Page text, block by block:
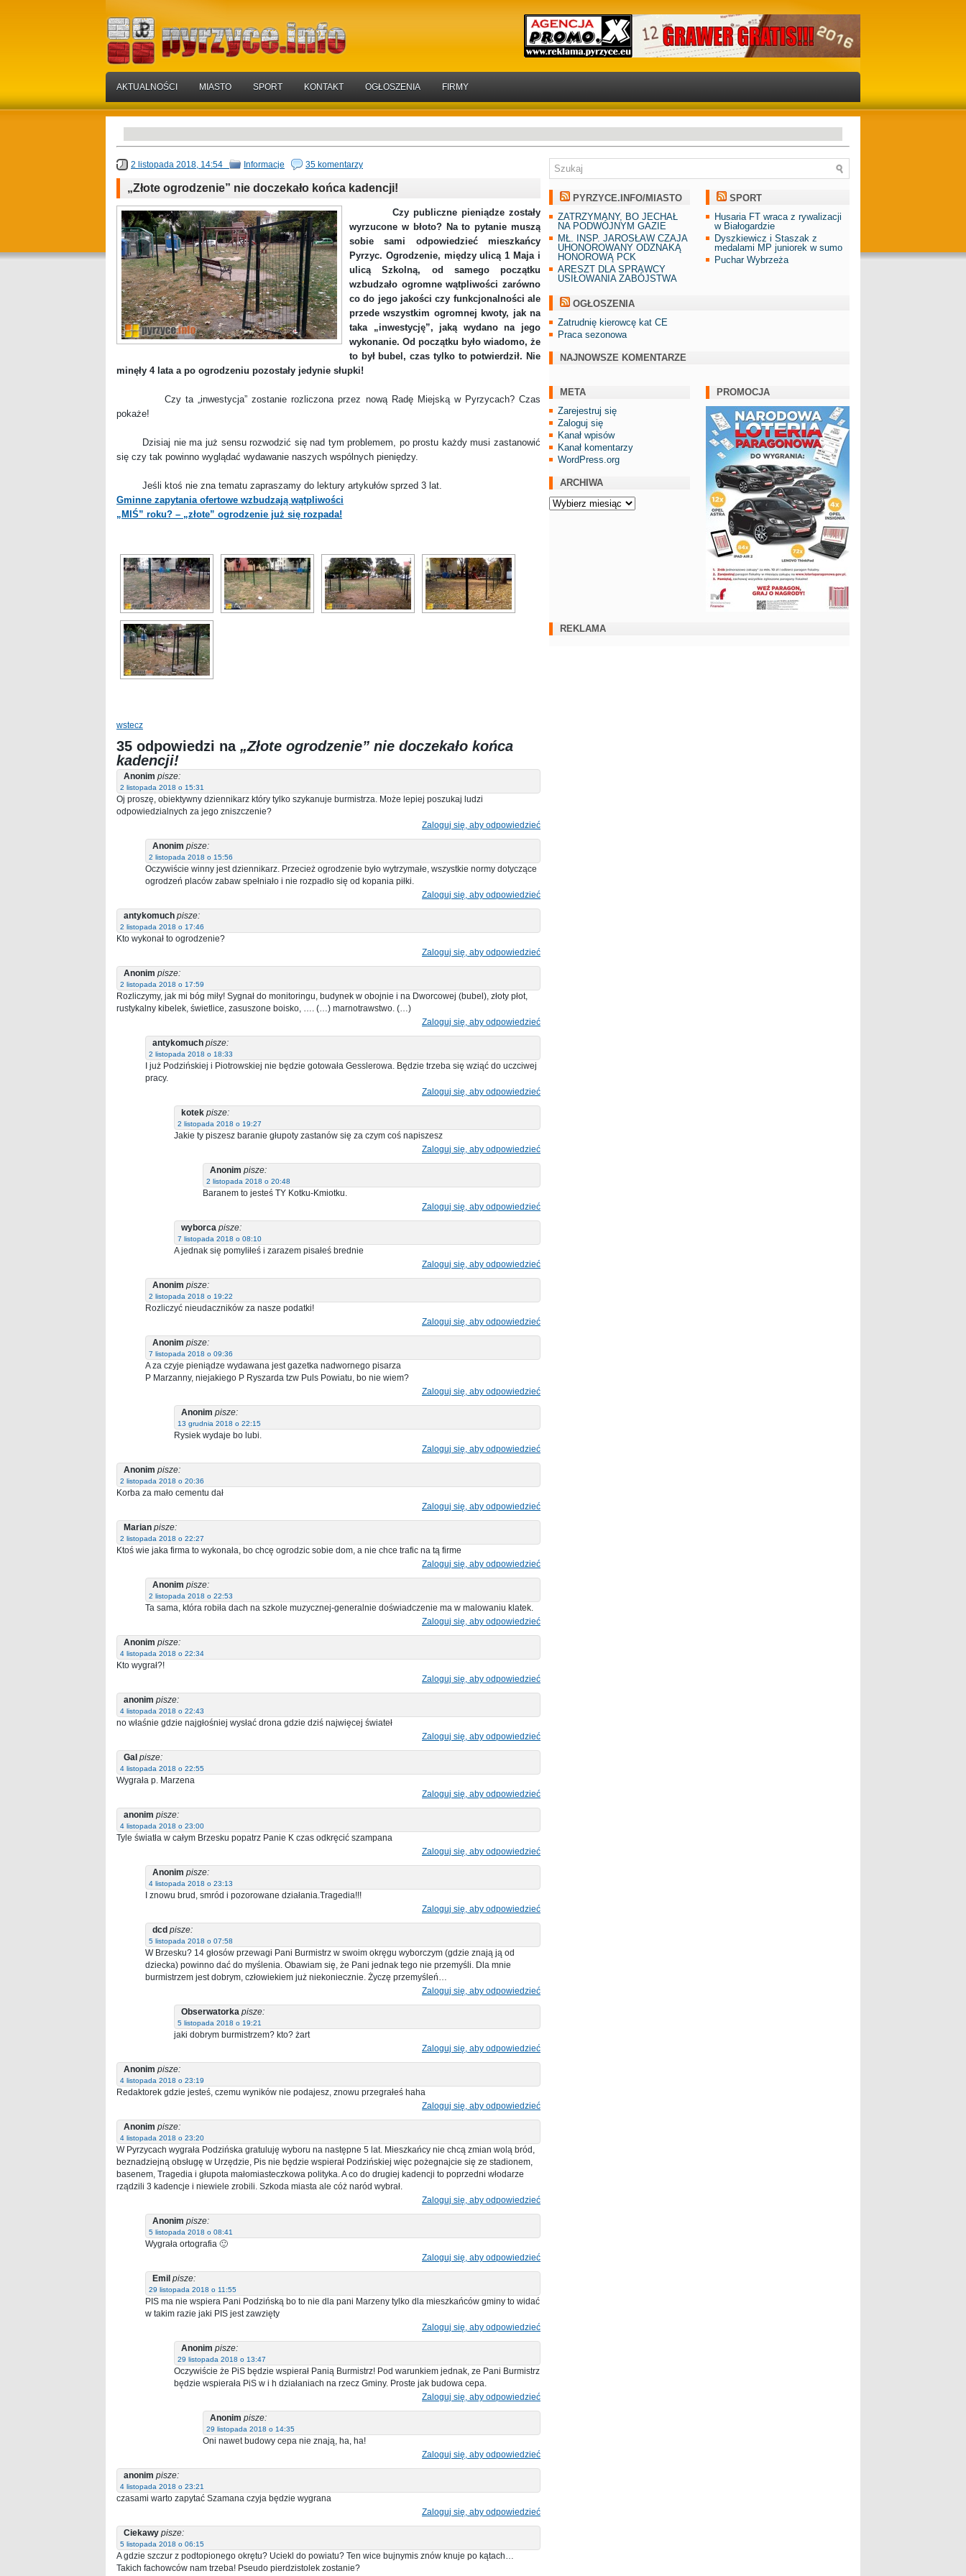
AKTUALNOŚCI MIASTO SPORT KONTAKT OGŁOSZENIA FIRMY
2 listopada 2018, 14:54 Informacje 35 komentarzy
„Złote ogrodzenie” nie doczekało końca kadencji!
Czy publiczne pieniądze zostały
wyrzucone w błoto? Na to pytanie muszą
sobie sami odpowiedzieć mieszkańcy
Pyrzyc. Ogrodzenie, między ulicą 1 Maja i
ulicą Szkolną, od samego początku
wzbudzało ogromne wątpliwości zarówno
co do jego jakości czy funkcjonalności ale
przede wszystkim ogromnej kwoty, jak na
taka „inwestycję”, jaką wydano na jego
wykonanie. Od początku było wiadomo, że
to był bubel, czas tylko to potwierdził. Nie
minęły 4 lata a po ogrodzeniu pozostały jedynie słupki!
Czy ta „inwestycja” zostanie rozliczona przez nową Radę Miejską w Pyrzycach? Czas
pokaże!
Dzisiaj nie ma już sensu rozwodzić się nad tym problemem, po prostu każdy musi zastanowić
się czy tak powinno wyglądać wydawanie naszych wspólnych pieniędzy.
Jeśli ktoś nie zna tematu zapraszamy do lektury artykułów sprzed 3 lat.
Gminne zapytania ofertowe wzbudzają wątpliwości
„MIŚ” roku? – „złote” ogrodzenie już się rozpada!
wstecz
35 odpowiedzi na „Złote ogrodzenie” nie doczekało końca
kadencji!
Anonim pisze:
2 listopada 2018 o 15:31
Oj proszę, obiektywny dziennikarz który tylko szykanuje burmistrza. Może lepiej poszukaj ludzi
odpowiedzialnych za jego zniszczenie?
Zaloguj się, aby odpowiedzieć
Anonim pisze:
2 listopada 2018 o 15:56
Oczywiście winny jest dziennikarz. Przecież ogrodzenie było wytrzymałe, wszystkie normy dotyczące
ogrodzeń placów zabaw spełniało i nie rozpadło się od kopania piłki.
Zaloguj się, aby odpowiedzieć
antykomuch pisze:
2 listopada 2018 o 17:46
Kto wykonał to ogrodzenie?
Zaloguj się, aby odpowiedzieć
Anonim pisze:
2 listopada 2018 o 17:59
Rozliczymy, jak mi bóg miły! Sygnał do monitoringu, budynek w obojnie i na Dworcowej (bubel), złoty płot,
rustykalny kibelek, świetlice, zasuszone boisko, …. (…) marnotrawstwo. (…)
Zaloguj się, aby odpowiedzieć
antykomuch pisze:
2 listopada 2018 o 18:33
I już Podzińskiej i Piotrowskiej nie będzie gotowała Gesslerowa. Będzie trzeba się wziąć do uczciwej
pracy.
Zaloguj się, aby odpowiedzieć
kotek pisze:
2 listopada 2018 o 19:27
Jakie ty piszesz baranie głupoty zastanów się za czym coś napiszesz
Zaloguj się, aby odpowiedzieć
Anonim pisze:
2 listopada 2018 o 20:48
Baranem to jesteś TY Kotku-Kmiotku.
Zaloguj się, aby odpowiedzieć
wyborca pisze:
7 listopada 2018 o 08:10
A jednak się pomyliłeś i zarazem pisałeś brednie
Zaloguj się, aby odpowiedzieć
Anonim pisze:
2 listopada 2018 o 19:22
Rozliczyć nieudaczników za nasze podatki!
Zaloguj się, aby odpowiedzieć
Anonim pisze:
7 listopada 2018 o 09:36
A za czyje pieniądze wydawana jest gazetka nadwornego pisarza
P Marzanny, niejakiego P Ryszarda tzw Puls Powiatu, bo nie wiem?
Zaloguj się, aby odpowiedzieć
Anonim pisze:
13 grudnia 2018 o 22:15
Rysiek wydaje bo lubi.
Zaloguj się, aby odpowiedzieć
Anonim pisze:
2 listopada 2018 o 20:36
Korba za mało cementu dał
Zaloguj się, aby odpowiedzieć
Marian pisze:
2 listopada 2018 o 22:27
Ktoś wie jaka firma to wykonała, bo chcę ogrodzic sobie dom, a nie chce trafic na tą firme
Zaloguj się, aby odpowiedzieć
Anonim pisze:
2 listopada 2018 o 22:53
Ta sama, która robiła dach na szkole muzycznej-generalnie doświadczenie ma w malowaniu klatek.
Zaloguj się, aby odpowiedzieć
Anonim pisze:
4 listopada 2018 o 22:34
Kto wygrał?!
Zaloguj się, aby odpowiedzieć
anonim pisze:
4 listopada 2018 o 22:43
no właśnie gdzie najgłośniej wysłać drona gdzie dziś najwięcej świateł
Zaloguj się, aby odpowiedzieć
Gal pisze:
4 listopada 2018 o 22:55
Wygrała p. Marzena
Zaloguj się, aby odpowiedzieć
anonim pisze:
4 listopada 2018 o 23:00
Tyle światła w całym Brzesku popatrz Panie K czas odkręcić szampana
Zaloguj się, aby odpowiedzieć
Anonim pisze:
4 listopada 2018 o 23:13
I znowu brud, smród i pozorowane działania.Tragedia!!!
Zaloguj się, aby odpowiedzieć
dcd pisze:
5 listopada 2018 o 07:58
W Brzesku? 14 głosów przewagi Pani Burmistrz w swoim okręgu wyborczym (gdzie znają ją od
dziecka) powinno dać do myślenia. Obawiam się, że Pani jednak tego nie przemyśli. Dla mnie
burmistrzem jest dobrym, człowiekiem już niekoniecznie. Życzę przemyśleń…
Zaloguj się, aby odpowiedzieć
Obserwatorka pisze:
5 listopada 2018 o 19:21
jaki dobrym burmistrzem? kto? żart
Zaloguj się, aby odpowiedzieć
Anonim pisze:
4 listopada 2018 o 23:19
Redaktorek gdzie jesteś, czemu wyników nie podajesz, znowu przegrałeś haha
Zaloguj się, aby odpowiedzieć
Anonim pisze:
4 listopada 2018 o 23:20
W Pyrzycach wygrała Podzińska gratuluję wyboru na następne 5 lat. Mieszkańcy nie chcą zmian wolą bród,
beznadziejną obsługę w Urzędzie, Pis nie będzie wspierał Podzińskiej więc pożegnajcie się ze stadionem,
basenem, Tragedia i głupota małomiasteczkowa polityka. A co do drugiej kadencji to poprzedni włodarze
rządzili 3 kadencje i niewiele zrobili. Szkoda miasta ale cóż naród wybrał.
Zaloguj się, aby odpowiedzieć
Anonim pisze:
5 listopada 2018 o 08:41
Wygrała ortografia 🙂
Zaloguj się, aby odpowiedzieć
Emil pisze:
29 listopada 2018 o 11:55
PIS ma nie wspiera Pani Podzińską bo to nie dla pani Marzeny tylko dla mieszkańców gminy to widać
w takim razie jaki PIS jest zawzięty
Zaloguj się, aby odpowiedzieć
Anonim pisze:
29 listopada 2018 o 13:47
Oczywiście że PiS będzie wspierał Panią Burmistrz! Pod warunkiem jednak, ze Pani Burmistrz
będzie wspierała PiS w i h działaniach na rzecz Gminy. Proste jak budowa cepa.
Zaloguj się, aby odpowiedzieć
Anonim pisze:
29 listopada 2018 o 14:35
Oni nawet budowy cepa nie znają, ha, ha!
Zaloguj się, aby odpowiedzieć
anonim pisze:
4 listopada 2018 o 23:21
czasami warto zapytać Szamana czyja będzie wygrana
Zaloguj się, aby odpowiedzieć
Ciekawy pisze:
5 listopada 2018 o 06:15
A gdzie szczur z podtopionego okrętu? Uciekl do powiatu? Ten wice bujnymis znów knuje po kątach…
Takich fachowców nam trzeba! Pseudo pierdzistolek zostanie?
PYRZYCE.INFO/MIASTO
ZATRZYMANY, BO JECHAŁ
NA PODWÓJNYM GAZIE
MŁ. INSP. JAROSŁAW CZAJA
UHONOROWANY ODZNAKĄ
HONOROWĄ PCK
ARESZT DLA SPRAWCY
USIŁOWANIA ZABÓJSTWA
SPORT
Husaria FT wraca z rywalizacji
w Białogardzie
Dyszkiewicz i Staszak z
medalami MP juniorek w sumo
Puchar Wybrzeża
OGŁOSZENIA
Zatrudnię kierowcę kat CE
Praca sezonowa
NAJNOWSZE KOMENTARZE
META
Zarejestruj się
Zaloguj się
Kanał wpisów
Kanał komentarzy
WordPress.org
ARCHIWA
Archiwa
PROMOCJA
REKLAMA